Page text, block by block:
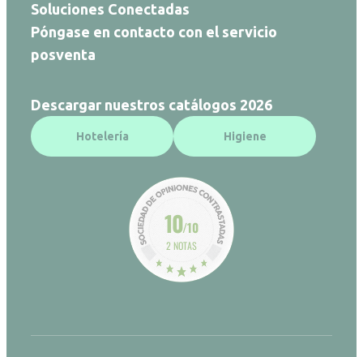
Soluciones Conectadas
Póngase en contacto con el servicio
posventa
Descargar nuestros catálogos 2026
Hotelería Higiene
10/10
2 NOTAS